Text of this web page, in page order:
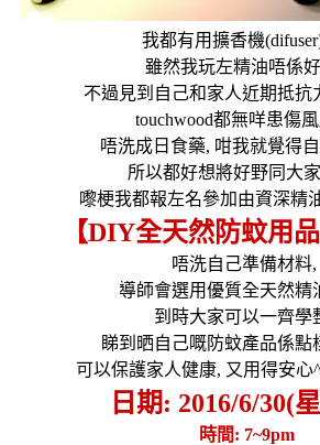
我都有用擴香機(
雖然我玩左精油唔係
不過見到自己和家人近期抵抗
touchwood都無咩患傷
唔洗成日食藥, 咁我就覺得
所以都好想將好野同大
嚟梗我都報左名參加由資深精
【DIY全天然防蚊用
唔洗自己準備材料,
導師會選用優質全天然精
到時大家可以一齊學
睇到晒自己嘅防蚊產品係點
可以保護家人健康, 又用得安心
日期: 2016/6/30(
時間: 7~9pm